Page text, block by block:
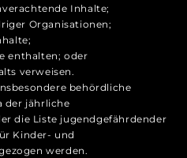
Inhalte;
Organisationen;
enthalten; oder
verweisen.
behördliche
der jährliche
die Liste jugendgefährdender
Kinder- und
werden.